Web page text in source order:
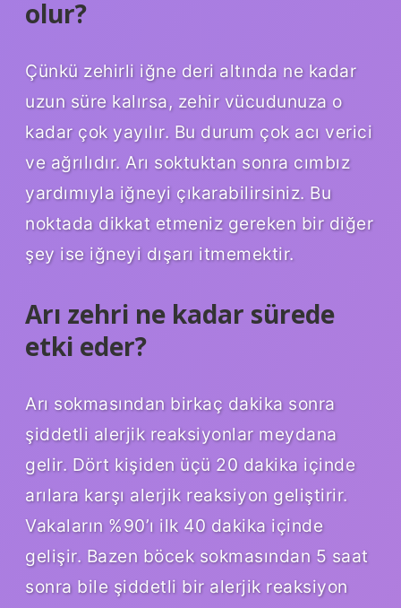
olur?
Çünkü zehirli iğne deri altında ne kadar
uzun süre kalırsa, zehir vücudunuza o
kadar çok yayılır. Bu durum çok acı verici
ve ağrılıdır. Arı soktuktan sonra cımbız
yardımıyla iğneyi çıkarabilirsiniz. Bu
noktada dikkat etmeniz gereken bir diğer
şey ise iğneyi dışarı itmemektir.
Arı zehri ne kadar sürede
etki eder?
Arı sokmasından birkaç dakika sonra
şiddetli alerjik reaksiyonlar meydana
gelir. Dört kişiden üçü 20 dakika içinde
arılara karşı alerjik reaksiyon geliştirir.
Vakaların %90’ı ilk 40 dakika içinde
gelişir. Bazen böcek sokmasından 5 saat
sonra bile şiddetli bir alerjik reaksiyon